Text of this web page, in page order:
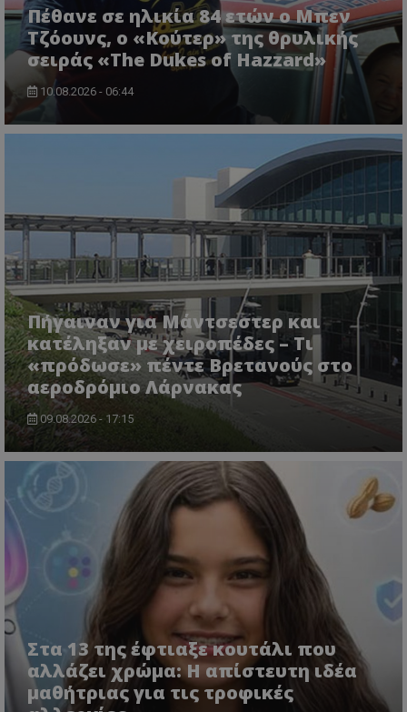
Πέθανε σε ηλικία 84 ετών ο Μπεν
Τζόουνς, ο «Κούτερ» της θρυλικής
σειράς «The Dukes of Hazzard»
10.08.2026 - 06:44
Πήγαιναν για Μάντσεστερ και
κατέληξαν με χειροπέδες – Τι
«πρόδωσε» πέντε Βρετανούς στο
αεροδρόμιο Λάρνακας
09.08.2026 - 17:15
Στα 13 της έφτιαξε κουτάλι που
αλλάζει χρώμα: Η απίστευτη ιδέα
μαθήτριας για τις τροφικές